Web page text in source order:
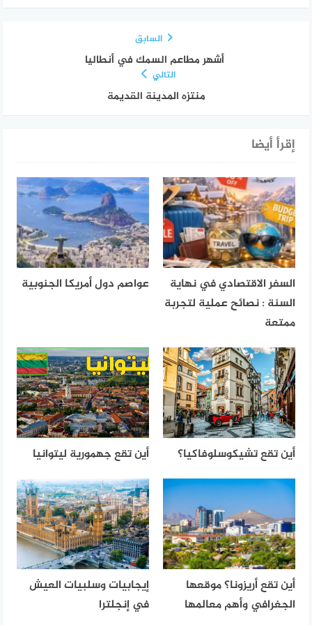
السابق
أشهر مطاعم السمك في أنطاليا
التالي
منتزه المدينة القديمة
إقرأ أيضا
السفر الاقتصادي في نهاية
السنة : نصائح عملية لتجربة
ممتعة
عواصم دول أمريكا الجنوبية
أين تقع تشيكوسلوفاكيا؟ أين تقع جهمورية ليتوانيا
أين تقع أريزونا؟ موقعها
الجغرافي وأهم معالمها
إيجابيات وسلبيات العيش
في إنجلترا